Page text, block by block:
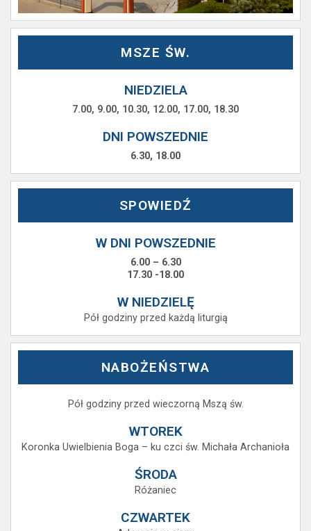
MSZE ŚW.
NIEDZIELA
7.00, 9.00, 10.30, 12.00, 17.00, 18.30
DNI POWSZEDNIE
6.30, 18.00
SPOWIEDŹ
W DNI POWSZEDNIE
6.00 – 6.30
17.30 -18.00
W NIEDZIELĘ
Pół godziny przed każdą liturgią
NABOŻEŃSTWA
Pół godziny przed wieczorną Mszą św.
WTOREK
Koronka Uwielbienia Boga – ku czci św. Michała Archanioła
ŚRODA
Różaniec
CZWARTEK